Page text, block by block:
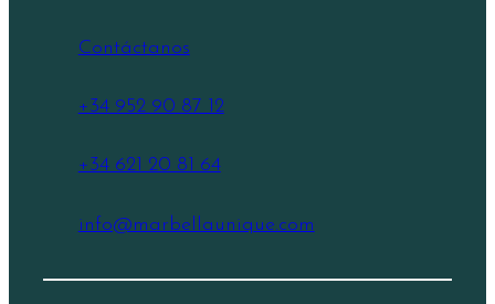
Contáctanos
+34 952 90 87 12
+34 621 20 81 64
info@marbellaunique.com